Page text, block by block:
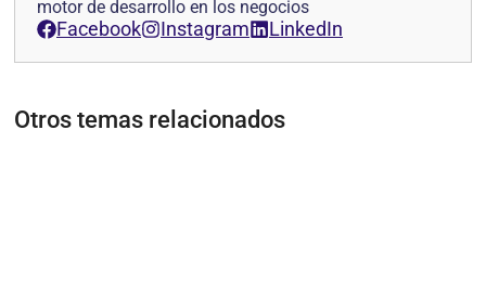
motor de desarrollo en los negocios
Facebook Instagram LinkedIn
Otros temas relacionados